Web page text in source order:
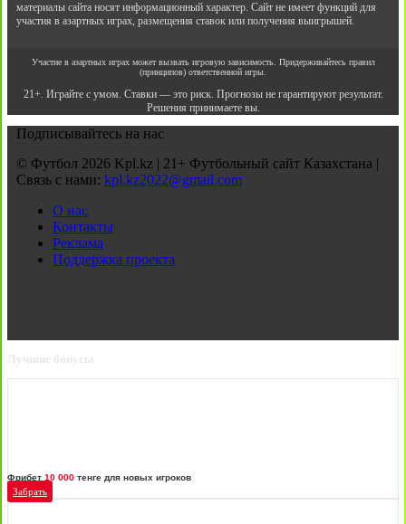
материалы сайта носят информационный характер. Сайт не имеет функций для
участия в азартных играх, размещения ставок или получения выигрышей.
Участие в азартных играх может вызвать игровую зависимость. Придерживайтесь правил
(принципов) ответственной игры.
21+. Играйте с умом. Ставки — это риск. Прогнозы не гарантируют результат.
Решения принимаете вы.
Подписывайтесь на нас
© Футбол 2026 Kpl.kz | 21+ Футбольный сайт Казахстана |
Связь с нами: kpl.kz2022@gmail.com
О нас
Контакты
Реклама
Поддержка проекта
Лучшие бонусы
Фрибет 10 000 тенге для новых игроков
Забрать